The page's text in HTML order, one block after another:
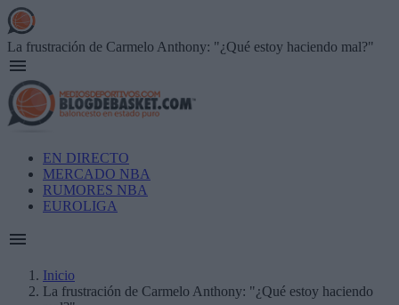
Skip
to
main
content
La frustración de Carmelo Anthony: "¿Qué estoy haciendo mal?"
Main
navigation
EN DIRECTO
MERCADO NBA
RUMORES NBA
EUROLIGA
Breadcrumb
Inicio
La frustración de Carmelo Anthony: "¿Qué estoy haciendo